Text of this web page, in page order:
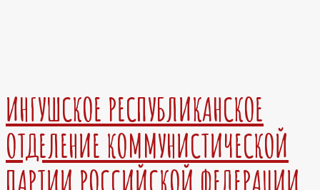
ИНГУШСКОЕ РЕСПУБЛИКАНСКОЕ
ОТДЕЛЕНИЕ КОММУНИСТИЧЕСКОЙ